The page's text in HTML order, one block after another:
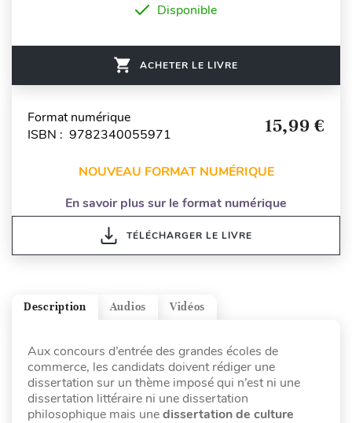
Disponible
ACHETER LE LIVRE
Format numérique
ISBN : 9782340055971
15,99 €
NOUVEAU FORMAT NUMÉRIQUE
En savoir plus sur le format numérique
TÉLÉCHARGER LE LIVRE
Vidéos
Audios
Description
Aux concours d’entrée des grandes écoles de
commerce, les candidats doivent rédiger une
dissertation sur un thème imposé qui n’est ni une
dissertation littéraire ni une dissertation
philosophique mais unedissertation de culture